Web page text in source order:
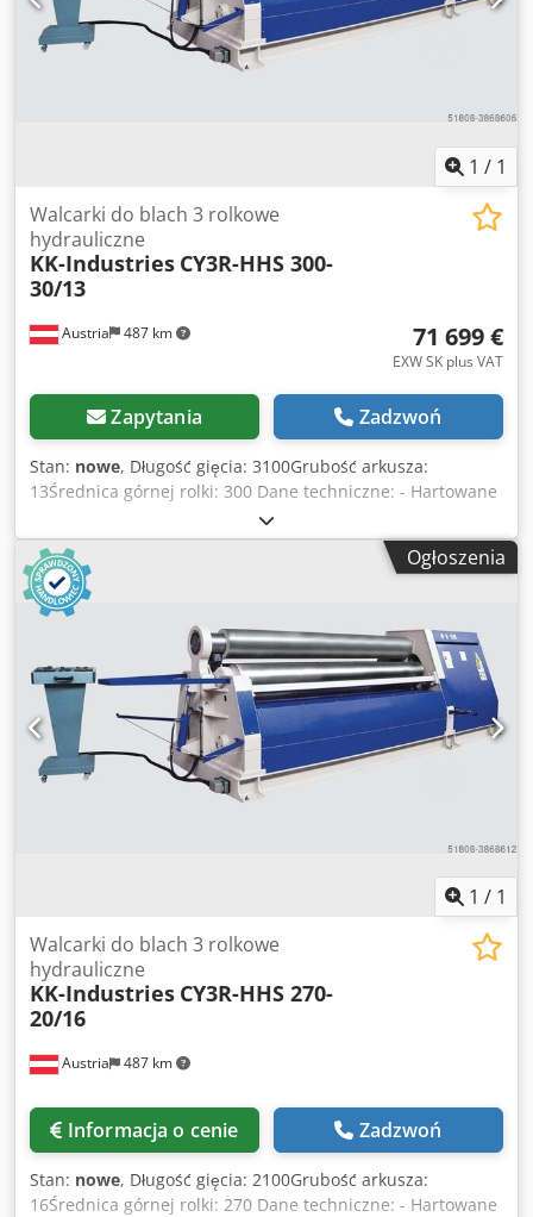
podający materiał na zamówienie - Chłodnica oleju STD. -
Podpora środkowa EURO 18.750,-- - Podpory boczne EURO
15.150,-- Posiadamy wiele referencji!
1 / 1
Austria 487 km
Walcarki do blach 3 rolkowe
hydrauliczne
KK-Industries CY3R-HHS 300-
30/13
71 699 €
EXW SK plus VAT
Zapytania Zadzwoń
Stan: nowe, Długość gięcia: 3100Grubość arkusza:
13Średnica górnej rolki: 300 Dane techniczne: - Hartowane
i polerowane rolki - Kompletny korpus wykonany ze stali
ST-52 - Urządzenie do gięcia stożkowego - Wyświetlacz
cyfrowy dla walców bocznych - Przenośny panel sterowania
- Rolki są zamontowane z łożyskami - Górna osłona wału,
otwierana i zamykana hydraulicznie za pomocą panelu
sterowania. - Wszystkie rolki są napędzane przez silnik
hydrauliczny i przekładnie planetarne - Ruchy boczne są
napędzane hydraulicznie Opcje: - zmienna prędkość
obrotowa EURO 4.682,-- - Stół podawania materiału na
życzenie - Chłodnica oleju EURO 1.040,-- - Wsparcie
centrum EURO 13.600,-- - Wsporniki boczne EURO 9.400,--
Posiadamy wiele referencji! Crjdpfxod Ab S Ts Apbof
Ogłoszenia
1 / 1
Austria 487 km
Walcarki do blach 3 rolkowe
hydrauliczne
KK-Industries CY3R-HHS 270-
20/16
Informacja o cenie Zadzwoń
Stan: nowe, Długość gięcia: 2100Grubość arkusza:
16Średnica górnej rolki: 270 Dane techniczne: - Hartowane